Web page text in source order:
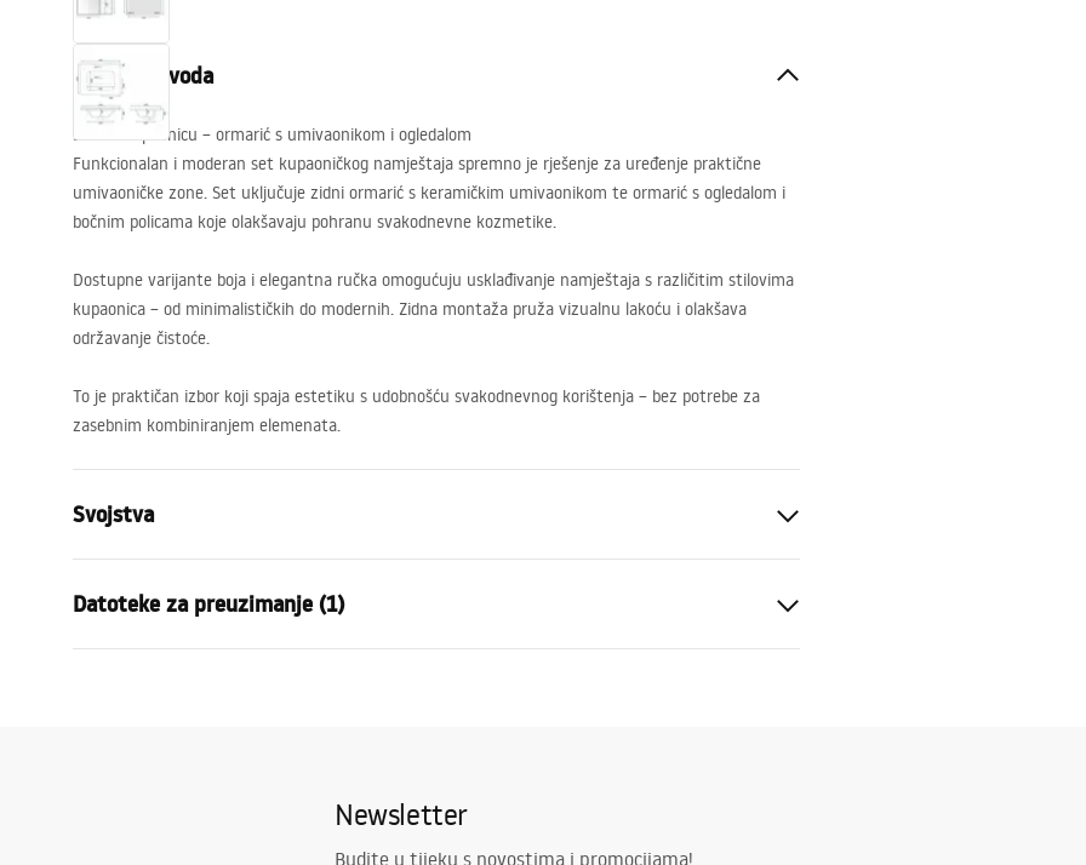
Opis proizvoda
Set za kupaonicu – ormarić s umivaonikom i ogledalom
Funkcionalan i moderan set kupaoničkog namještaja spremno je rješenje za uređenje praktične
umivaoničke zone. Set uključuje zidni ormarić s keramičkim umivaonikom te ormarić s ogledalom i
bočnim policama koje olakšavaju pohranu svakodnevne kozmetike.
Dostupne varijante boja i elegantna ručka omogućuju usklađivanje namještaja s različitim stilovima
kupaonica – od minimalističkih do modernih. Zidna montaža pruža vizualnu lakoću i olakšava
održavanje čistoće.
To je praktičan izbor koji spaja estetiku s udobnošću svakodnevnog korištenja – bez potrebe za
zasebnim kombiniranjem elemenata.
Svojstva
Način montaže
Materijal
Aluminij , Sanitarna keramika, Plastika, MDF
Datoteke za preuzimanje (1)
Newsletter
Budite u tijeku s novostima i promocijama!